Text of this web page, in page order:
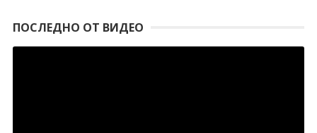
ПОСЛЕДНО ОТ ВИДЕО